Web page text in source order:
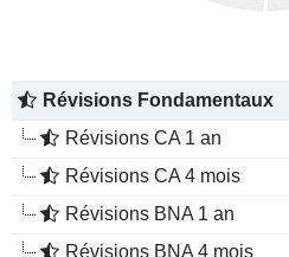
Révisions Fondamentaux
Révisions CA 1 an
Révisions CA 4 mois
Révisions BNA 1 an
Révisions BNA 4 mois